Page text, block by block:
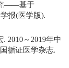
——基于
报(医学版).
2010～2019年中
循证医学杂志.